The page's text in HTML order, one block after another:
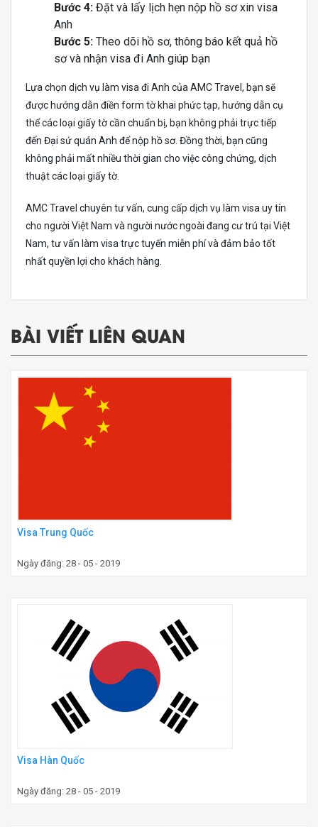
Bước 4: Đặt và lấy lịch hẹn nộp hồ sơ xin visa
Anh
Bước 5: Theo dõi hồ sơ, thông báo kết quả hồ
sơ và nhận visa đi Anh giúp bạn
Lựa chọn dịch vụ làm visa đi Anh của AMC Travel, bạn sẽ
được hướng dẫn điền form tờ khai phức tạp, hướng dẫn cụ
thể các loại giấy tờ cần chuẩn bị, bạn không phải trực tiếp
đến Đại sứ quán Anh để nộp hồ sơ. Đồng thời, bạn cũng
không phải mất nhiều thời gian cho việc công chứng, dịch
thuật các loại giấy tờ.
AMC Travel chuyên tư vấn, cung cấp dịch vụ làm visa uy tín
cho người Việt Nam và người nước ngoài đang cư trú tại Việt
Nam, tư vấn làm visa trực tuyến miễn phí và đảm bảo tốt
nhất quyền lợi cho khách hàng.
BÀI VIẾT LIÊN QUAN
Visa Trung Quốc
Ngày đăng: 28 - 05 - 2019
Visa Hàn Quốc
Ngày đăng: 28 - 05 - 2019